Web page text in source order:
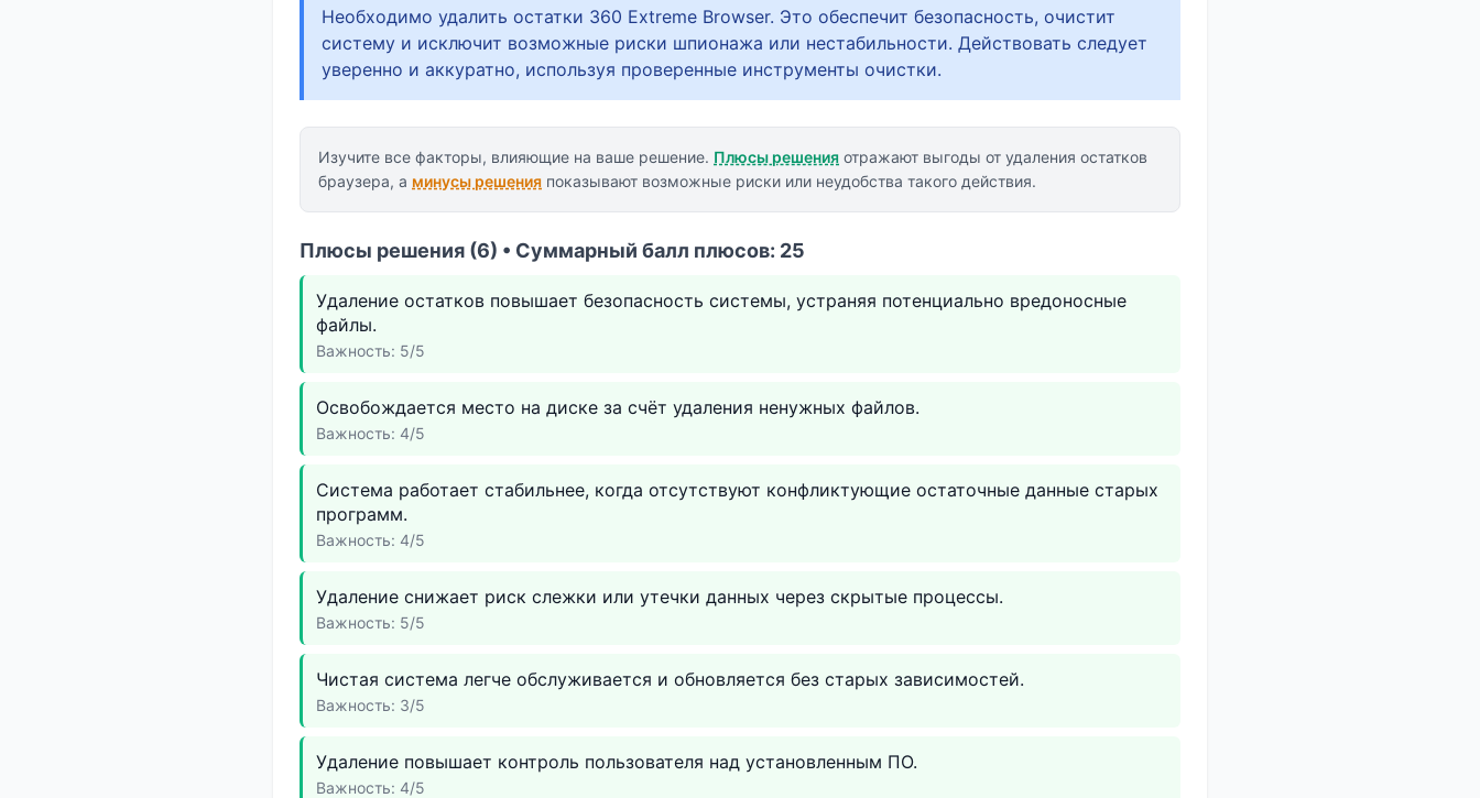
Необходимо удалить остатки 360 Extreme Browser. Это обеспечит безопасность, очистит
систему и исключит возможные риски шпионажа или нестабильности. Действовать следует
уверенно и аккуратно, используя проверенные инструменты очистки.
Изучите все факторы, влияющие на ваше решение. Плюсы решения отражают выгоды от удаления остатков
браузера, а минусы решения показывают возможные риски или неудобства такого действия.
Плюсы решения (6) • Суммарный балл плюсов: 25
Удаление остатков повышает безопасность системы, устраняя потенциально вредоносные
файлы.
Важность: 5/5
Освобождается место на диске за счёт удаления ненужных файлов.
Важность: 4/5
Система работает стабильнее, когда отсутствуют конфликтующие остаточные данные старых
программ.
Важность: 4/5
Удаление снижает риск слежки или утечки данных через скрытые процессы.
Важность: 5/5
Чистая система легче обслуживается и обновляется без старых зависимостей.
Важность: 3/5
Удаление повышает контроль пользователя над установленным ПО.
Важность: 4/5